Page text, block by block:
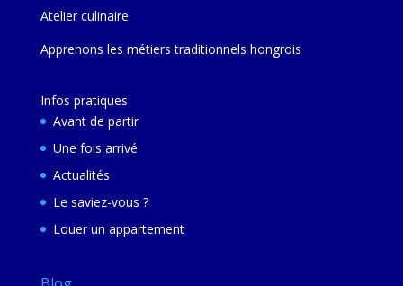
Atelier culinaire
Apprenons les métiers traditionnels hongrois
Infos pratiques
Avant de partir
Une fois arrivé
Actualités
Le saviez-vous ?
Louer un appartement